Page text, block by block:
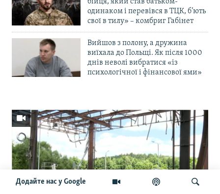
Додайте нас у Google
одинаком і перевівся в ТЦК, б’ють
свої в тилу» – комбриг Габінет
Вийшов з полону, а дружина
виїхала до Польщі. Як після 1000
днів неволі вибратися «із
психологічної і фінансової ями»